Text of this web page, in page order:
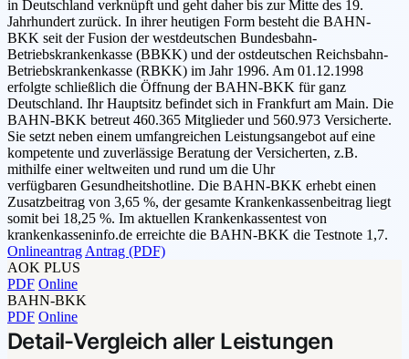
in Deutschland verknüpft und geht daher bis zur Mitte des 19.
Jahrhundert zurück. In ihrer heutigen Form besteht die BAHN-
BKK seit der Fusion der westdeutschen Bundesbahn-
Betriebskrankenkasse (BBKK) und der ostdeutschen Reichsbahn-
Betriebskrankenkasse (RBKK) im Jahr 1996. Am 01.12.1998
erfolgte schließlich die Öffnung der BAHN-BKK für ganz
Deutschland. Ihr Hauptsitz befindet sich in Frankfurt am Main. Die
BAHN-BKK betreut 460.365 Mitglieder und 560.973 Versicherte.
Sie setzt neben einem umfangreichen Leistungsangebot auf eine
kompetente und zuverlässige Beratung der Versicherten, z.B.
mithilfe einer weltweiten und rund um die Uhr
verfügbaren Gesundheitshotline. Die BAHN-BKK erhebt einen
Zusatzbeitrag von 3,65 %, der gesamte Krankenkassenbeitrag liegt
somit bei 18,25 %. Im aktuellen Krankenkassentest von
krankenkasseninfo.de erreichte die BAHN-BKK die Testnote 1,7.
Onlineantrag Antrag (PDF)
AOK PLUS
PDF Online
BAHN-BKK
PDF Online
Detail-Vergleich aller Leistungen